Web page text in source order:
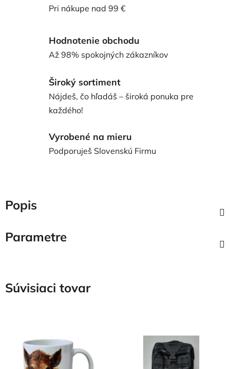
Pri nákupe nad 99 €
Hodnotenie obchodu
Až 98% spokojných zákazníkov
Široký sortiment
Nájdeš, čo hľadáš – široká ponuka pre
každého!
Vyrobené na mieru
Podporuješ Slovenskú Firmu
Popis
Parametre
Súvisiaci tovar